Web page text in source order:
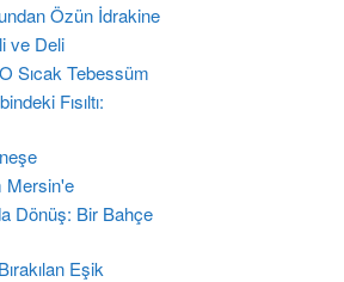
Özün İdrakine
ve Deli
Sıcak Tebessüm
Fısıltı:
Mersin'e
Dönüş: Bir Bahçe
Eşik